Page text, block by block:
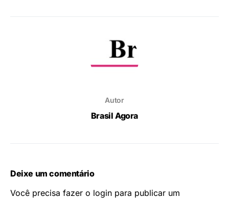
Autor
Brasil Agora
Deixe um comentário
Você precisa fazer o login para publicar um